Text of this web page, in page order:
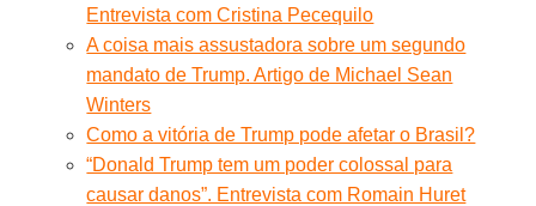
Entrevista com Cristina Pecequilo
A coisa mais assustadora sobre um segundo
mandato de Trump. Artigo de Michael Sean
Winters
Como a vitória de Trump pode afetar o Brasil?
“Donald Trump tem um poder colossal para
causar danos”. Entrevista com Romain Huret